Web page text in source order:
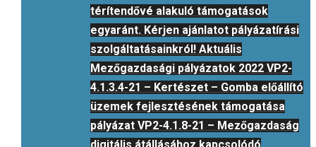
térítendővé alakuló támogatások
egyaránt. Kérjen ajánlatot pályázatírási
szolgáltatásainkról! Aktuális
Mezőgazdasági pályázatok 2022 VP2-
4.1.3.4-21 – Kertészet – Gomba előállító
üzemek fejlesztésének támogatása
pályázat VP2-4.1.8-21 – Mezőgazdaság